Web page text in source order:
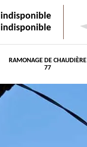
indisponible
indisponible
RAMONAGE DE CHAUDIÈRE
77